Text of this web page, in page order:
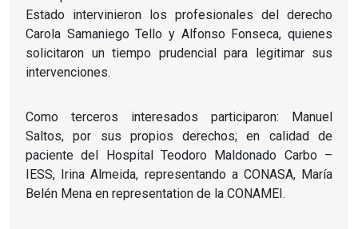
Estado intervinieron los profesionales del derecho
Carola Samaniego Tello y Alfonso Fonseca, quienes
solicitaron un tiempo prudencial para legitimar sus
intervenciones.
Como terceros interesados participaron: Manuel
Saltos, por sus propios derechos; en calidad de
paciente del Hospital Teodoro Maldonado Carbo –
IESS, Irina Almeida, representando a CONASA, María
Belén Mena en representation de la CONAMEI.